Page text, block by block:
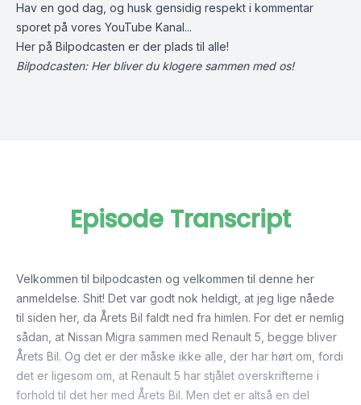
Hav en god dag, og husk gensidig respekt i kommentar
sporet på vores YouTube Kanal...
Her på Bilpodcasten er der plads til alle!
Bilpodcasten: Her bliver du klogere sammen med os!
Episode Transcript